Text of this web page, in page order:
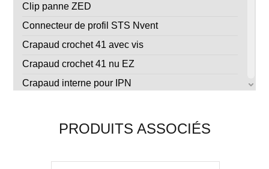
Clip panne ZED
Connecteur de profil STS Nvent
Crapaud crochet 41 avec vis
Crapaud crochet 41 nu EZ
Crapaud interne pour IPN
Ecrou à ressort court pour rail 41x41 (M6, M8 et
PRODUITS ASSOCIÉS